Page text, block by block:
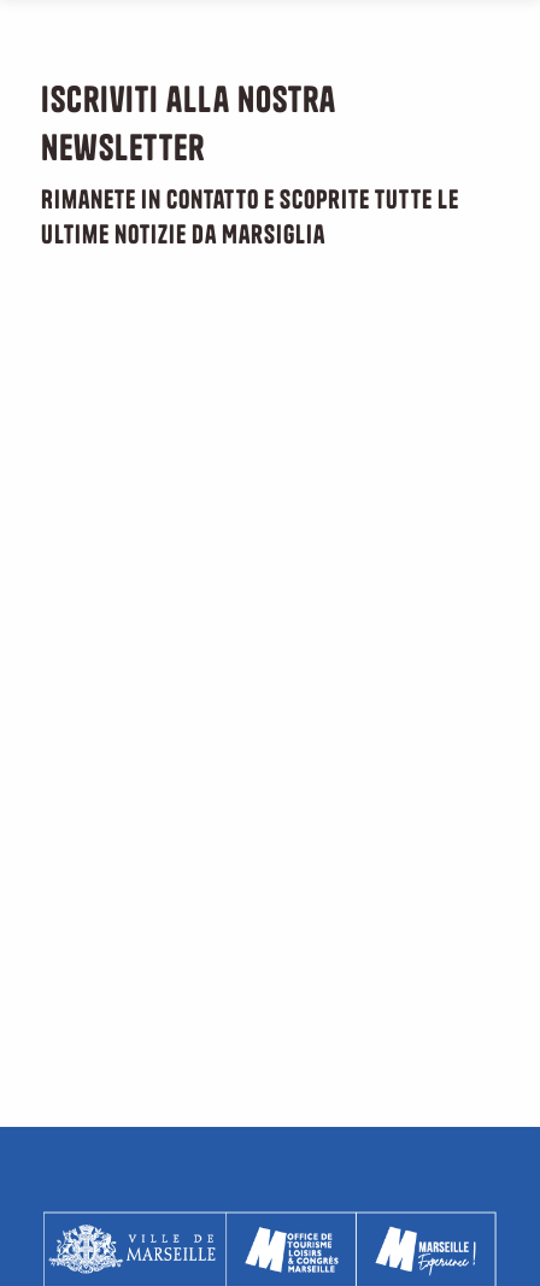
Iscriviti alla nostra
newsletter
Rimanete in contatto e scoprite tutte le
ultime notizie da Marsiglia